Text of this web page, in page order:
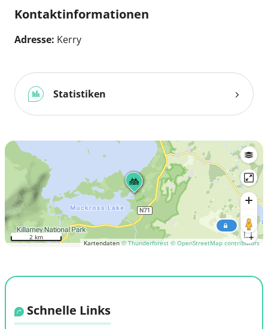
Kontaktinformationen
Adresse: Kerry
Statistiken
Kartendaten© Thunderforest © OpenStreetMap contributors
2 km
Schnelle Links